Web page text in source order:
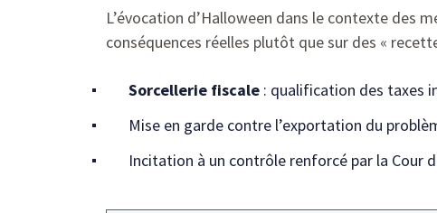
L’évocation d’Halloween dans le contexte des
conséquences réelles plutôt que sur des «
Sorcellerie fiscale : qualification des taxes
Mise en garde contre l’exportation du
Incitation à un contrôle renforcé par la Cour